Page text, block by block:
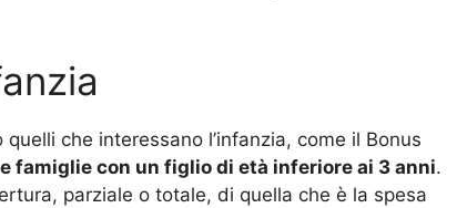
che interessano l’infanzia, come il Bonus
famiglie con un figlio di età inferiore ai 3 anni.
parziale o totale, di quella che è la spesa